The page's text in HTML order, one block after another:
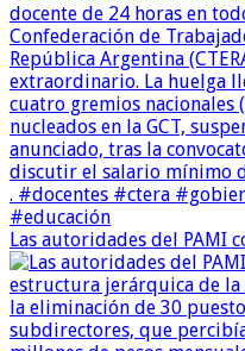
Las autoridades del PAMI